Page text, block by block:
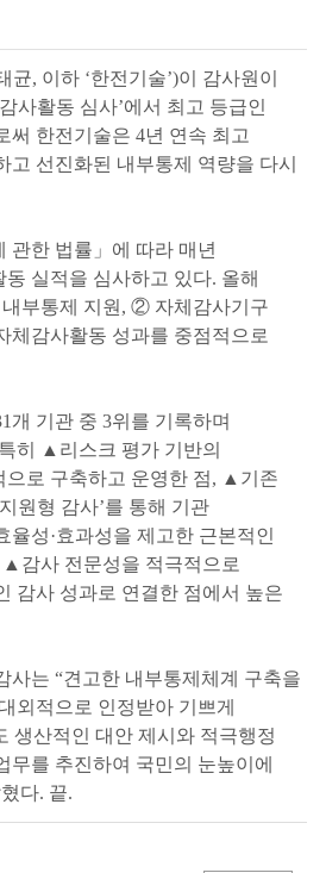
, 이하 ‘한전기술’)이 감사원이
사활동 심사’에서 최고 등급인
써 한전기술은 4년 연속 최고
고 선진화된 내부통제 역량을 다시
관한 법률」에 따라 매년
실적을 심사하고 있다. 올해
부통제 지원, ② 자체감사기구
체감사활동 성과를 중점적으로
개 기관 중 3위를 기록하며
히 ▲리스크 평가 기반의
으로 구축하고 운영한 점, ▲기존
원형 감사’를 통해 기관
성·효과성을 제고한 근본적인
감사 전문성을 적극적으로
감사 성과로 연결한 점에서 높은
사는 “견고한 내부통제체계 구축을
외적으로 인정받아 기쁘게
생산적인 대안 제시와 적극행정
무를 추진하여 국민의 눈높이에
다. 끝.